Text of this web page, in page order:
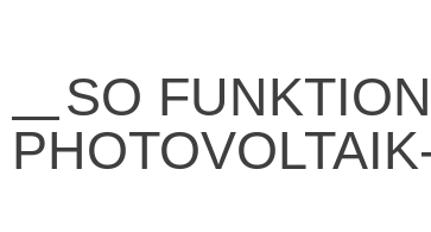
SO